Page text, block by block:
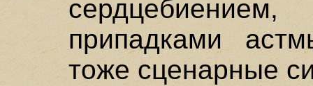
припадками
тоже сценарные